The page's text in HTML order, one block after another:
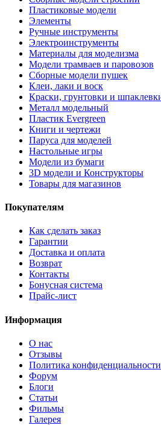
Пластиковые модели
Элементы
Ручные инструменты
Электроинструменты
Материалы для моделизма
Модели трамваев и паровозов
Сборные модели пушек
Клеи, лаки и воск
Краски, грунтовки и
Металл модельный
Пластик Evergreen
Книги и чертежи
Паруса для моделей
Настольные игры
Модели из бумаги
3D модели и Конструкторы
Товары для магазинов
Покупателям
Как сделать заказ
Гарантии
Доставка и оплата
Возврат
Контакты
Бонусная система
Прайс-лист
Информация
О нас
Отзывы
Политика конфиденциальности
Форум
Блоги
Статьи
Фильмы
Галерея